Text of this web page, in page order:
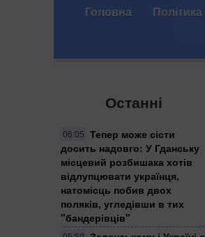
Головна Політика
Останні
06:05
Тепер може сісти
досить надовго: У Гданську
місцевий розбишака хотів
відлупцювати українця,
натомісць побив двох
поляків, угледівши в тих
"бандерівців"